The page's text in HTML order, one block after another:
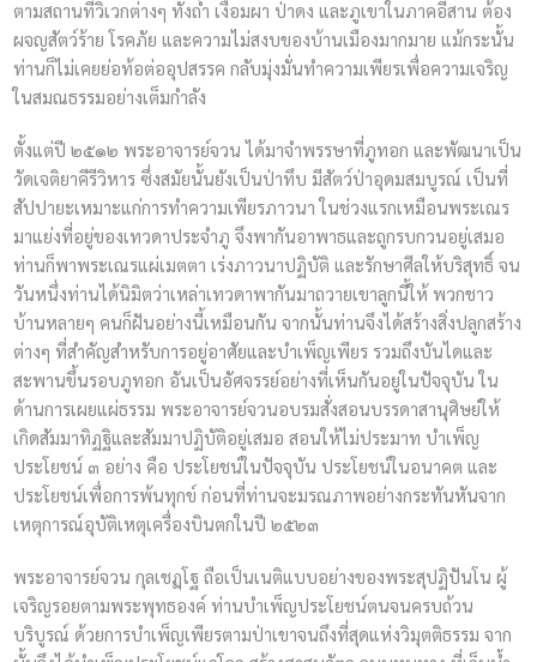
ตามสถานที่วิเวกต่างๆ ทั้งถ้ำ เงื้อมผา ป่าดง และภูเขาในภาคอีสาน ต้อง
ผจญสัตว์ร้าย โรคภัย และความไม่สงบของบ้านเมืองมากมาย แม้กระนั้น
ท่านก็ไม่เคยย่อท้อต่ออุปสรรค กลับมุ่งมั่นทำความเพียรเพื่อความเจริญ
ในสมณธรรมอย่างเต็มกำลัง
ตั้งแต่ปี ๒๕๑๒ พระอาจารย์จวน ได้มาจำพรรษาที่ภูทอก และพัฒนาเป็น
วัดเจติยาคีรีวิหาร ซึ่งสมัยนั้นยังเป็นป่าทึบ มีสัตว์ป่าอุดมสมบูรณ์ เป็นที่
สัปปายะเหมาะแก่การทำความเพียรภาวนา ในช่วงแรกเหมือนพระเณร
มาแย่งที่อยู่ของเทวดาประจำภู จึงพากันอาพาธและถูกรบกวนอยู่เสมอ
ท่านก็พาพระเณรแผ่เมตตา เร่งภาวนาปฏิบัติ และรักษาศีลให้บริสุทธิ์ จน
วันหนึ่งท่านได้นิมิตว่าเหล่าเทวดาพากันมาถวายเขาลูกนี้ให้ พวกชาว
บ้านหลายๆ คนก็ฝันอย่างนี้เหมือนกัน จากนั้นท่านจึงได้สร้างสิ่งปลูกสร้าง
ต่างๆ ที่สำคัญสำหรับการอยู่อาศัยและบำเพ็ญเพียร รวมถึงบันไดและ
สะพานขึ้นรอบภูทอก อันเป็นอัศจรรย์อย่างที่เห็นกันอยู่ในปัจจุบัน ใน
ด้านการเผยแผ่ธรรม พระอาจารย์จวนอบรมสั่งสอนบรรดาสานุศิษย์ให้
เกิดสัมมาทิฏฐิและสัมมาปฏิบัติอยู่เสมอ สอนให้ไม่ประมาท บำเพ็ญ
ประโยชน์ ๓ อย่าง คือ ประโยชน์ในปัจจุบัน ประโยชน์ในอนาคต และ
ประโยชน์เพื่อการพ้นทุกข์ ก่อนที่ท่านจะมรณภาพอย่างกระทันหันจาก
เหตุการณ์อุบัติเหตุเครื่องบินตกในปี ๒๕๒๓
พระอาจารย์จวน กุลเชฏฺโฐ ถือเป็นเนติแบบอย่างของพระสุปฏิปันโน ผู้
เจริญรอยตามพระพุทธองค์ ท่านบำเพ็ญประโยชน์ตนจนครบถ้วน
บริบูรณ์ ด้วยการบำเพ็ญเพียรตามป่าเขาจนถึงที่สุดแห่งวิมุตติธรรม จาก